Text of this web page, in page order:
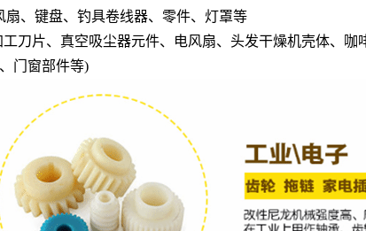
扇、键盘、钓具卷线器、零件、灯罩等
刀片、真空吸尘器元件、电风扇、头发干燥机壳体、
门窗部件等)